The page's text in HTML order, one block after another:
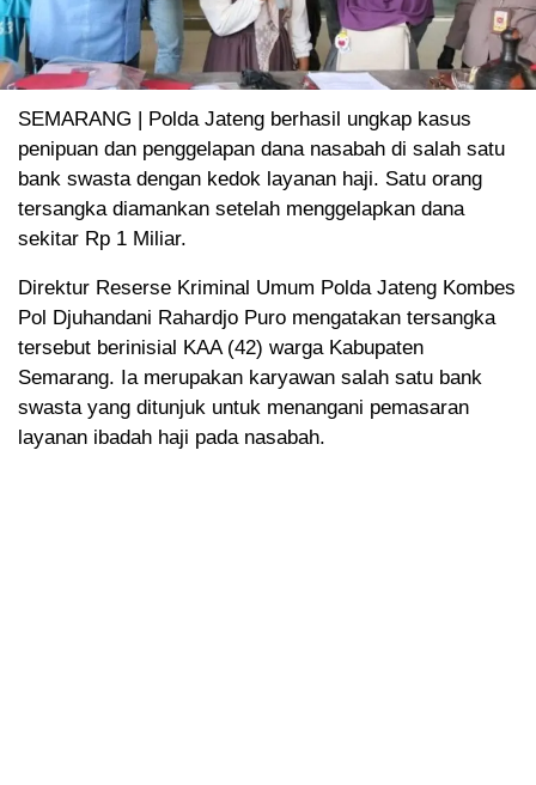
SEMARANG | Polda Jateng berhasil ungkap kasus
penipuan dan penggelapan dana nasabah di salah satu
bank swasta dengan kedok layanan haji. Satu orang
tersangka diamankan setelah menggelapkan dana
sekitar Rp 1 Miliar.
Direktur Reserse Kriminal Umum Polda Jateng Kombes
Pol Djuhandani Rahardjo Puro mengatakan tersangka
tersebut berinisial KAA (42) warga Kabupaten
Semarang. Ia merupakan karyawan salah satu bank
swasta yang ditunjuk untuk menangani pemasaran
layanan ibadah haji pada nasabah.